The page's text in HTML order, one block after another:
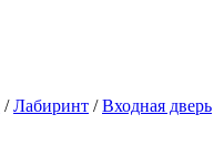
/Лабиринт /Входная дверь